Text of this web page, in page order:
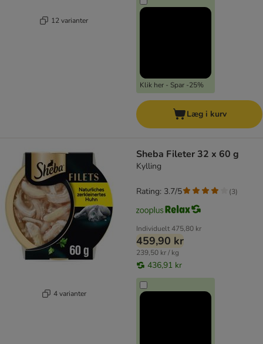
12 varianter
Klik her - Spar -25%
Læg i kurv
4 varianter
Sheba Fileter 32 x 60 g
Kylling
Individuelt475,80 kr
459,90 kr
239,50 kr / kg
436,91 kr
Rating: 3.7/5 (3)